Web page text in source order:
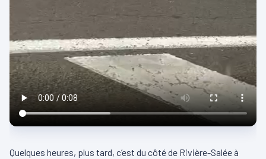
Quelques heures, plus tard, c’est du côté de Rivière-Salée à